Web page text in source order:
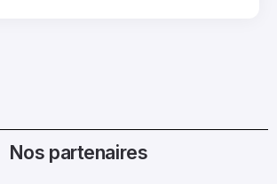
Nos partenaires